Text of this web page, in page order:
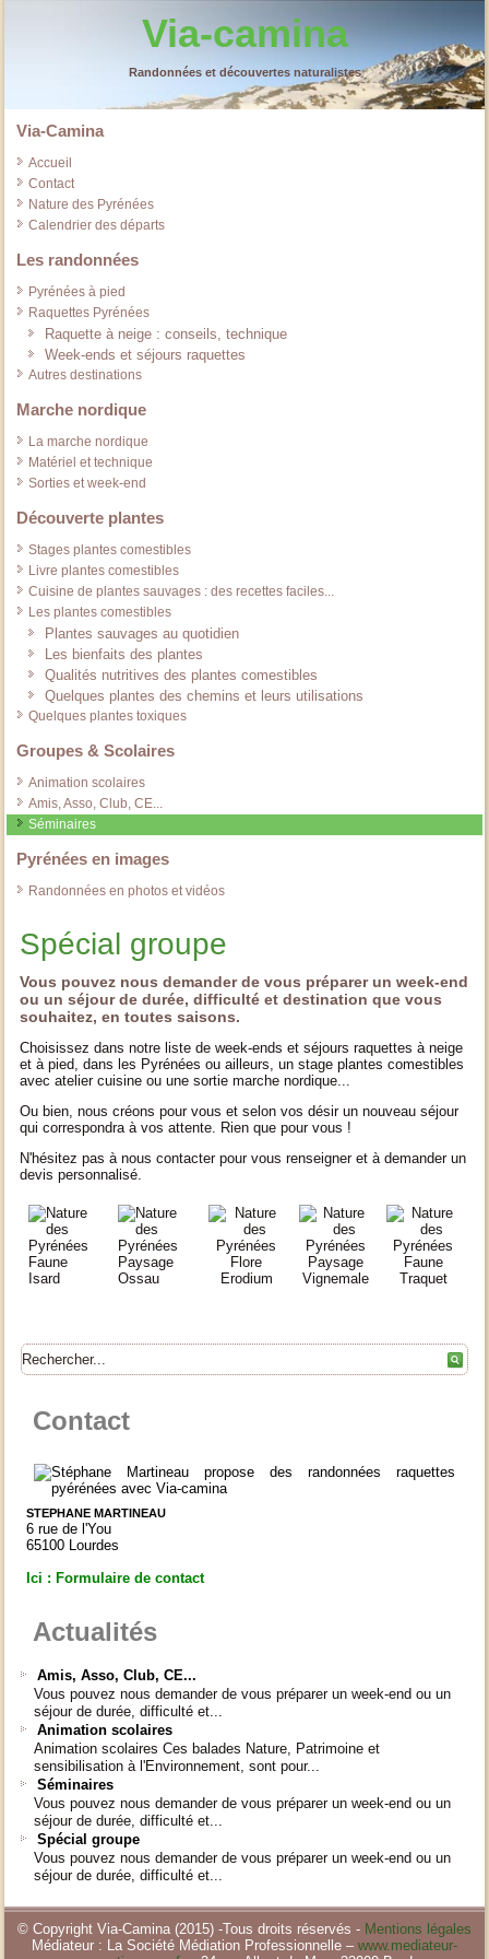
Via-camina
Randonnées et découvertes naturalistes
Via-Camina
Accueil
Contact
Nature des Pyrénées
Calendrier des départs
Les randonnées
Pyrénées à pied
Raquettes Pyrénées
Raquette à neige : conseils, technique
Week-ends et séjours raquettes
Autres destinations
Marche nordique
La marche nordique
Matériel et technique
Sorties et week-end
Découverte plantes
Stages plantes comestibles
Livre plantes comestibles
Cuisine de plantes sauvages : des recettes faciles...
Les plantes comestibles
Plantes sauvages au quotidien
Les bienfaits des plantes
Qualités nutritives des plantes comestibles
Quelques plantes des chemins et leurs utilisations
Quelques plantes toxiques
Groupes & Scolaires
Animation scolaires
Amis, Asso, Club, CE...
Séminaires
Pyrénées en images
Randonnées en photos et vidéos
Spécial groupe
Vous pouvez nous demander de vous préparer un week-end
ou un séjour de durée, difficulté et destination que vous
souhaitez, en toutes saisons.
Choisissez dans notre liste de week-ends et séjours raquettes à neige
et à pied, dans les Pyrénées ou ailleurs, un stage plantes comestibles
avec atelier cuisine ou une sortie marche nordique...
Ou bien, nous créons pour vous et selon vos désir un nouveau séjour
qui correspondra à vos attente. Rien que pour vous !
N'hésitez pas à nous contacter pour vous renseigner et à demander un
devis personnalisé.
Contact
STEPHANE MARTINEAU
6 rue de l'You
65100 Lourdes
Ici : Formulaire de contact
Actualités
Amis, Asso, Club, CE...
Vous pouvez nous demander de vous préparer un week-end ou un
séjour de durée, difficulté et...
Animation scolaires
Animation scolaires Ces balades Nature, Patrimoine et
sensibilisation à l'Environnement, sont pour...
Séminaires
Vous pouvez nous demander de vous préparer un week-end ou un
séjour de durée, difficulté et...
Spécial groupe
Vous pouvez nous demander de vous préparer un week-end ou un
séjour de durée, difficulté et...
© Copyright Via-Camina (2015) -Tous droits réservés - Mentions légales
Médiateur : La Société Médiation Professionnelle – www.mediateur-